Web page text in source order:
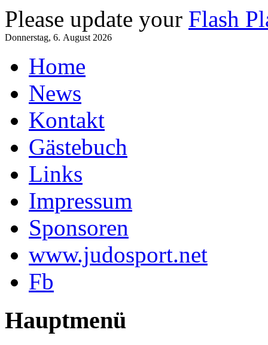
Please update your Flash
Donnerstag, 6. August 2026
Home
News
Kontakt
Gästebuch
Links
Impressum
Sponsoren
www.judosport.net
Fb
Hauptmenü